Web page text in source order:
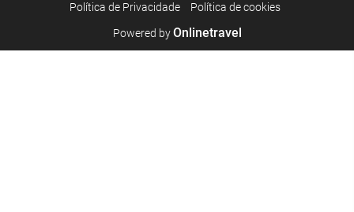
Polí­tica de Privacidade
Política de cookies
Powered byOnlinetravel